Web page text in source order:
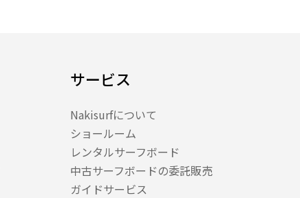
サービス
Nakisurfについて
ショールーム
レンタルサーフボード
中古サーフボードの委託販売
ガイドサービス